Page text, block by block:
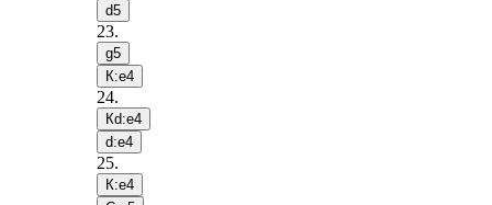
d5
23.
g5
К:e4
24.
Кd:e4
d:e4
25.
К:e4